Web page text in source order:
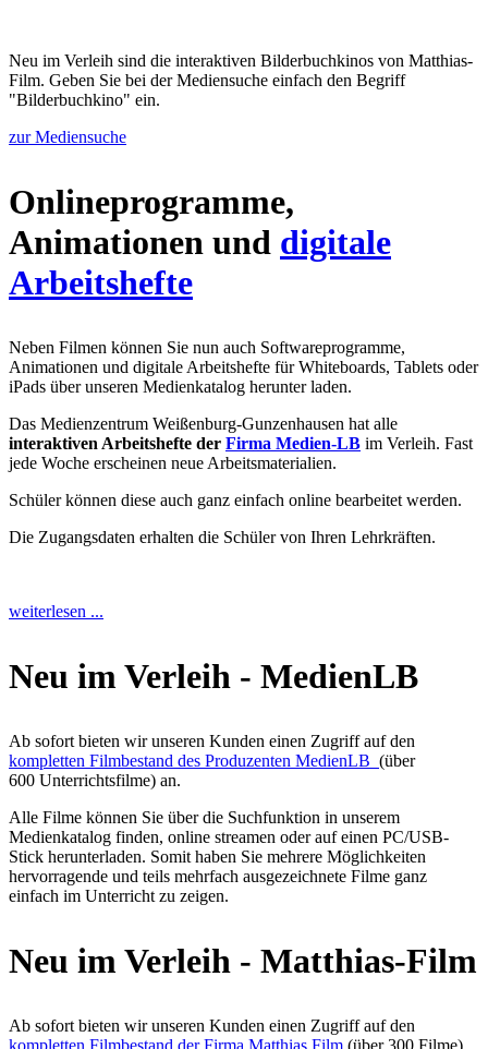
Neu im Verleih sind die interaktiven Bilderbuchkinos von Matthias-
Film. Geben Sie bei der Mediensuche einfach den Begriff
"Bilderbuchkino" ein.
zur Mediensuche
Onlineprogramme,
Animationen und digitale
Arbeitshefte
Neben Filmen können Sie nun auch Softwareprogramme,
Animationen und digitale Arbeitshefte für Whiteboards, Tablets oder
iPads über unseren Medienkatalog herunter laden.
Das Medienzentrum Weißenburg-Gunzenhausen hat alle
interaktiven Arbeitshefte der Firma Medien-LB im Verleih. Fast
jede Woche erscheinen neue Arbeitsmaterialien.
Schüler können diese auch ganz einfach online bearbeitet werden.
Die Zugangsdaten erhalten die Schüler von Ihren Lehrkräften.
weiterlesen ...
Neu im Verleih - MedienLB
Ab sofort bieten wir unseren Kunden einen Zugriff auf den
kompletten Filmbestand des Produzenten MedienLB (über
600 Unterrichtsfilme) an.
Alle Filme können Sie über die Suchfunktion in unserem
Medienkatalog finden, online streamen oder auf einen PC/USB-
Stick herunterladen. Somit haben Sie mehrere Möglichkeiten
hervorragende und teils mehrfach ausgezeichnete Filme ganz
einfach im Unterricht zu zeigen.
Neu im Verleih - Matthias-Film
Ab sofort bieten wir unseren Kunden einen Zugriff auf den
kompletten Filmbestand der Firma Matthias Film (über 300 Filme)